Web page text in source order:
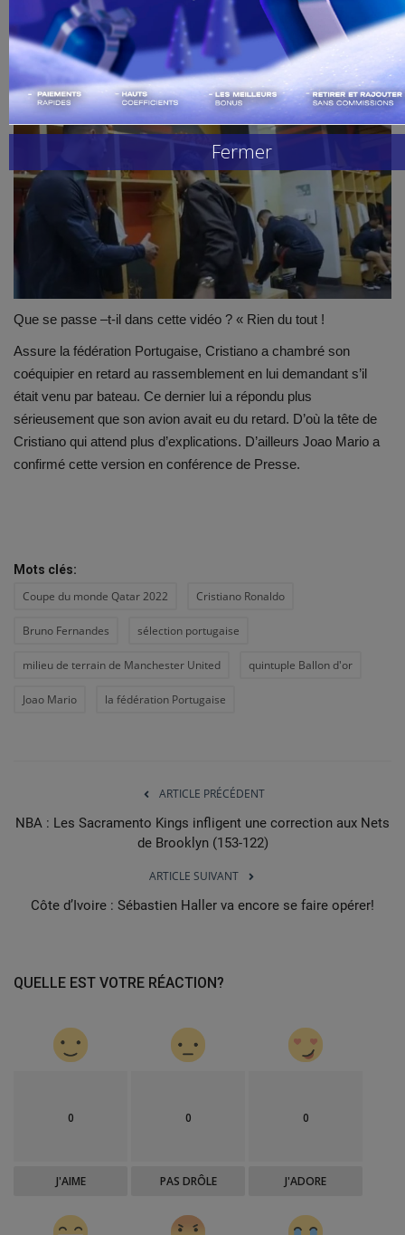
Handball
Buzz de Sport
Combat
Replay
Que se passe –t-il dans cette vidéo ? « Rien du tout !
Assure la fédération Portugaise, Cristiano a chambré son
coéquipier en retard au rassemblement en lui demandant s’il
était venu par bateau. Ce dernier lui a répondu plus
sérieusement que son avion avait eu du retard. D’où la tête de
Cristiano qui attend plus d’explications. D’ailleurs Joao Mario a
confirmé cette version en conférence de Presse.
Mots clés:
Coupe du monde Qatar 2022 Cristiano Ronaldo
Bruno Fernandes sélection portugaise
milieu de terrain de Manchester United quintuple Ballon d'or
Joao Mario la fédération Portugaise
ARTICLE PRÉCÉDENT
NBA : Les Sacramento Kings infligent une correction aux Nets
de Brooklyn (153-122)
ARTICLE SUIVANT
Côte d’Ivoire : Sébastien Haller va encore se faire opérer!
QUELLE EST VOTRE RÉACTION?
0
J'AIME
0
PAS DRÔLE
0
J'ADORE
Fermer